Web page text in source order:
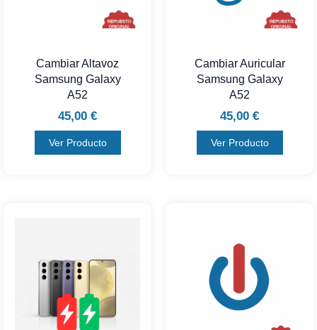
Cambiar Altavoz
Samsung Galaxy
A52
45,00 €
Ver Producto
Cambiar Auricular
Samsung Galaxy
A52
45,00 €
Ver Producto